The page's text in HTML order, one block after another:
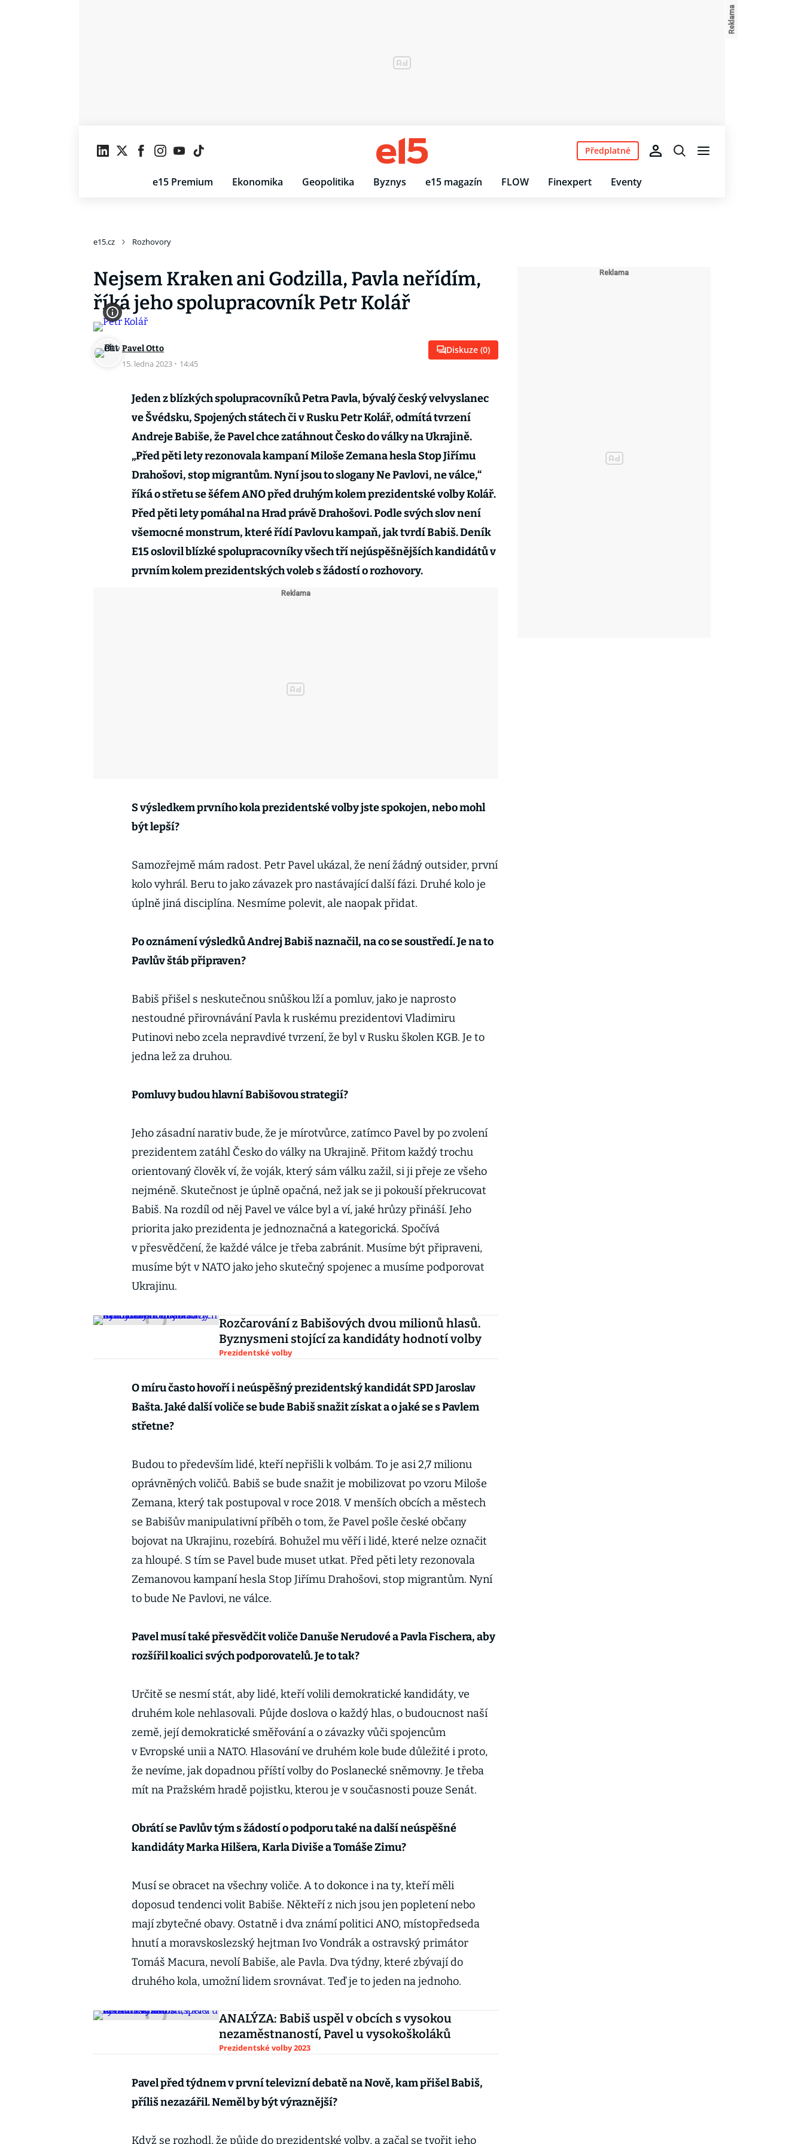
e15 Premium Ekonomika Geopolitika Byznys e15 magazín FLOW Finexpert Eventy
Předplatné
e15.cz Rozhovory
Nejsem Kraken ani Godzilla, Pavla neřídím,
říká jeho spolupracovník Petr Kolář
Pavel Otto
15. ledna 2023 · 14:45
Diskuze (0)
Jeden z blízkých spolupracovníků Petra Pavla, bývalý český velvyslanec
ve Švédsku, Spojených státech či v Rusku Petr Kolář, odmítá tvrzení
Andreje Babiše, že Pavel chce zatáhnout Česko do války na Ukrajině.
„Před pěti lety rezonovala kampaní Miloše Zemana hesla Stop Jiřímu
Drahošovi, stop migrantům. Nyní jsou to slogany Ne Pavlovi, ne válce,“
říká o střetu se šéfem ANO před druhým kolem prezidentské volby Kolář.
Před pěti lety pomáhal na Hrad právě Drahošovi. Podle svých slov není
všemocné monstrum, které řídí Pavlovu kampaň, jak tvrdí Babiš. Deník
E15 oslovil blízké spolupracovníky všech tří nejúspěšnějších kandidátů v
prvním kolem prezidentských voleb s žádostí o rozhovory.
S výsledkem prvního kola prezidentské volby jste spokojen, nebo mohl
být lepší?
Samozřejmě mám radost. Petr Pavel ukázal, že není žádný outsider, první
kolo vyhrál. Beru to jako závazek pro nastávající další fázi. Druhé kolo je
úplně jiná disciplína. Nesmíme polevit, ale naopak přidat.
Po oznámení výsledků Andrej Babiš naznačil, na co se soustředí. Je na to
Pavlův štáb připraven?
Babiš přišel s neskutečnou snůškou lží a pomluv, jako je naprosto
nestoudné přirovnávání Pavla k ruskému prezidentovi Vladimiru
Putinovi nebo zcela nepravdivé tvrzení, že byl v Rusku školen KGB. Je to
jedna lež za druhou.
Pomluvy budou hlavní Babišovou strategií?
Jeho zásadní narativ bude, že je mírotvůrce, zatímco Pavel by po zvolení
prezidentem zatáhl Česko do války na Ukrajině. Přitom každý trochu
orientovaný člověk ví, že voják, který sám válku zažil, si ji přeje ze všeho
nejméně. Skutečnost je úplně opačná, než jak se ji pokouší překrucovat
Babiš. Na rozdíl od něj Pavel ve válce byl a ví, jaké hrůzy přináší. Jeho
priorita jako prezidenta je jednoznačná a kategorická. Spočívá
v přesvědčení, že každé válce je třeba zabránit. Musíme být připraveni,
musíme být v NATO jako jeho skutečný spojenec a musíme podporovat
Ukrajinu.
Rozčarování z Babišových dvou milionů hlasů.
Byznysmeni stojící za kandidáty hodnotí volby
Prezidentské volby
O míru často hovoří i neúspěšný prezidentský kandidát SPD Jaroslav
Bašta. Jaké další voliče se bude Babiš snažit získat a o jaké se s Pavlem
střetne?
Budou to především lidé, kteří nepřišli k volbám. To je asi 2,7 milionu
oprávněných voličů. Babiš se bude snažit je mobilizovat po vzoru Miloše
Zemana, který tak postupoval v roce 2018. V menších obcích a městech
se Babišův manipulativní příběh o tom, že Pavel pošle české občany
bojovat na Ukrajinu, rozebírá. Bohužel mu věří i lidé, které nelze označit
za hloupé. S tím se Pavel bude muset utkat. Před pěti lety rezonovala
Zemanovou kampaní hesla Stop Jiřímu Drahošovi, stop migrantům. Nyní
to bude Ne Pavlovi, ne válce.
Pavel musí také přesvědčit voliče Danuše Nerudové a Pavla Fischera, aby
rozšířil koalici svých podporovatelů. Je to tak?
Určitě se nesmí stát, aby lidé, kteří volili demokratické kandidáty, ve
druhém kole nehlasovali. Půjde doslova o každý hlas, o budoucnost naší
země, její demokratické směřování a o závazky vůči spojencům
v Evropské unii a NATO. Hlasování ve druhém kole bude důležité i proto,
že nevíme, jak dopadnou příští volby do Poslanecké sněmovny. Je třeba
mít na Pražském hradě pojistku, kterou je v současnosti pouze Senát.
Obrátí se Pavlův tým s žádostí o podporu také na další neúspěšné
kandidáty Marka Hilšera, Karla Diviše a Tomáše Zimu?
Musí se obracet na všechny voliče. A to dokonce i na ty, kteří měli
doposud tendenci volit Babiše. Někteří z nich jsou jen popletení nebo
mají zbytečné obavy. Ostatně i dva známí politici ANO, místopředseda
hnutí a moravskoslezský hejtman Ivo Vondrák a ostravský primátor
Tomáš Macura, nevolí Babiše, ale Pavla. Dva týdny, které zbývají do
druhého kola, umožní lidem srovnávat. Teď je to jeden na jednoho.
ANALÝZA: Babiš uspěl v obcích s vysokou
nezaměstnaností, Pavel u vysokoškoláků
Prezidentské volby 2023
Pavel před týdnem v první televizní debatě na Nově, kam přišel Babiš,
příliš nezazářil. Neměl by být výraznější?
Když se rozhodl, že půjde do prezidentské volby, a začal se tvořit jeho